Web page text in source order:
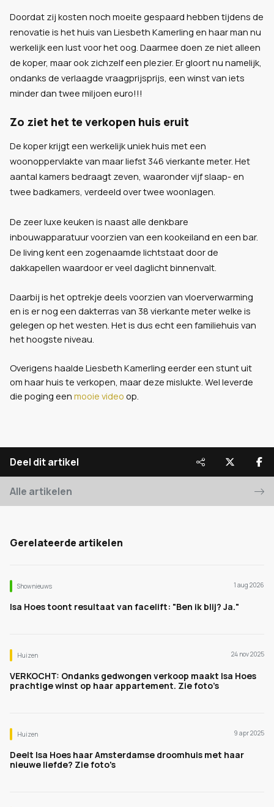
Doordat zij kosten noch moeite gespaard hebben tijdens de
renovatie is het huis van Liesbeth Kamerling en haar man nu
werkelijk een lust voor het oog. Daarmee doen ze niet alleen
de koper, maar ook zichzelf een plezier. Er gloort nu namelijk,
ondanks de verlaagde vraagprijsprijs, een winst van iets
minder dan twee miljoen euro!!!
Zo ziet het te verkopen huis eruit
De koper krijgt een werkelijk uniek huis met een
woonoppervlakte van maar liefst 346 vierkante meter. Het
aantal kamers bedraagt zeven, waaronder vijf slaap- en
twee badkamers, verdeeld over twee woonlagen.
De zeer luxe keuken is naast alle denkbare
inbouwapparatuur voorzien van een kookeiland en een bar.
De living kent een zogenaamde lichtstaat door de
dakkapellen waardoor er veel daglicht binnenvalt.
Daarbij is het optrekje deels voorzien van vloerverwarming
en is er nog een dakterras van 38 vierkante meter welke is
gelegen op het westen. Het is dus echt een familiehuis van
het hoogste niveau.
Overigens haalde Liesbeth Kamerling eerder een stunt uit
om haar huis te verkopen, maar deze mislukte. Wel leverde
die poging een mooie video op.
Deel dit artikel
Alle artikelen
Gerelateerde artikelen
Shownieuws 1 aug 2026
Isa Hoes toont resultaat van facelift: "Ben ik blij? Ja."
Huizen 24 nov 2025
VERKOCHT: Ondanks gedwongen verkoop maakt Isa Hoes
prachtige winst op haar appartement. Zie foto’s
Huizen 9 apr 2025
Deelt Isa Hoes haar Amsterdamse droomhuis met haar
nieuwe liefde? Zie foto's